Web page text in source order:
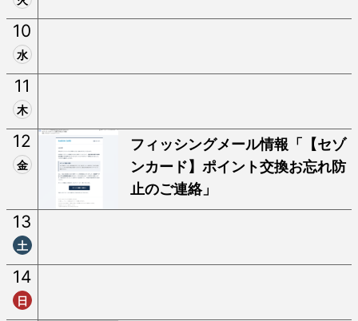
10
水
11
木
12
金
フィッシングメール情報「【セゾ
ンカード】ポイント交換お忘れ防
止のご連絡」
13
土
14
日